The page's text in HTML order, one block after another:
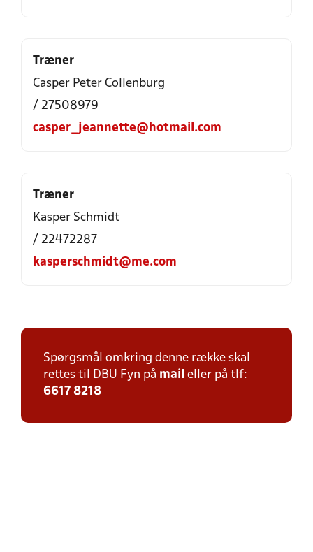
Træner
Casper Peter Collenburg
/ 27508979
casper_jeannette@hotmail.com
Træner
Kasper Schmidt
/ 22472287
kasperschmidt@me.com
Spørgsmål omkring denne række skal
rettes til DBU Fyn på mail eller på tlf:
6617 8218